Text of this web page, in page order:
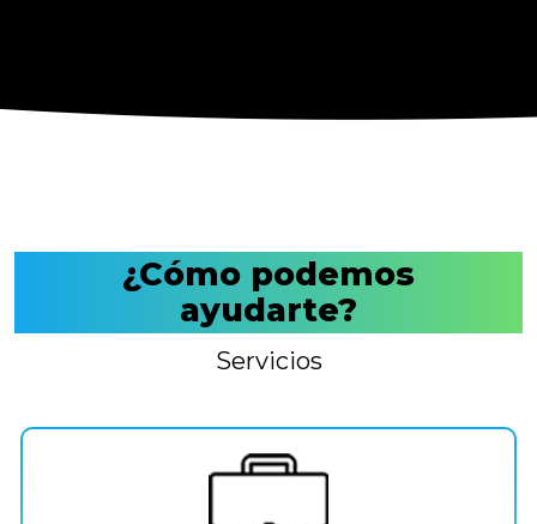
¿Cómo podemos
ayudarte?
Servicios